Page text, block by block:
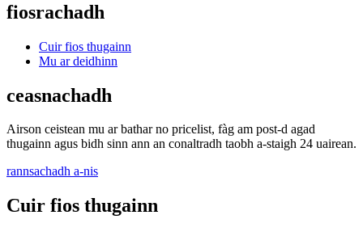
fiosrachadh
Cuir fios thugainn
Mu ar deidhinn
ceasnachadh
Airson ceistean mu ar bathar no pricelist, fàg am post-d agad
thugainn agus bidh sinn ann an conaltradh taobh a-staigh 24 uairean.
rannsachadh a-nis
Cuir fios thugainn